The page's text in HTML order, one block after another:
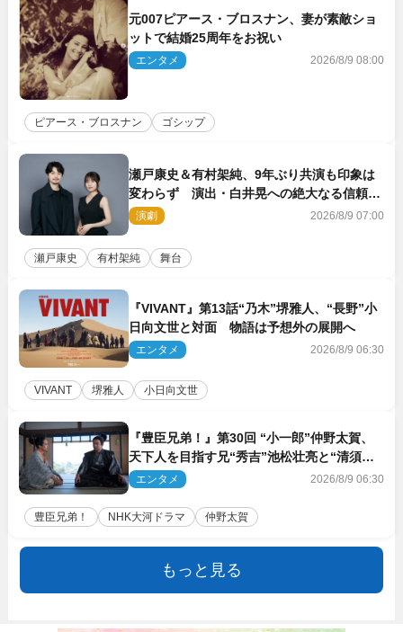
元007ピアース・ブロスナン、妻が素敵ショ
ットで結婚25周年をお祝い
エンタメ 2026/8/9 08:00
ピアース・ブロスナン ゴシップ
瀬戸康史＆有村架純、9年ぶり共演も印象は
変わらず 演出・白井晃への絶大なる信頼を
胸に舞台『キュー』に挑む
演劇 2026/8/9 07:00
瀬戸康史 有村架純 舞台
『VIVANT』第13話“乃木”堺雅人、“長野”小
日向文世と対面 物語は予想外の展開へ
エンタメ 2026/8/9 06:30
VIVANT 堺雅人 小日向文世
『豊臣兄弟！』第30回 “小一郎”仲野太賀、
天下人を目指す兄“秀吉”池松壮亮と“清須会
議”へ
エンタメ 2026/8/9 06:30
豊臣兄弟！ NHK大河ドラマ 仲野太賀
もっと見る